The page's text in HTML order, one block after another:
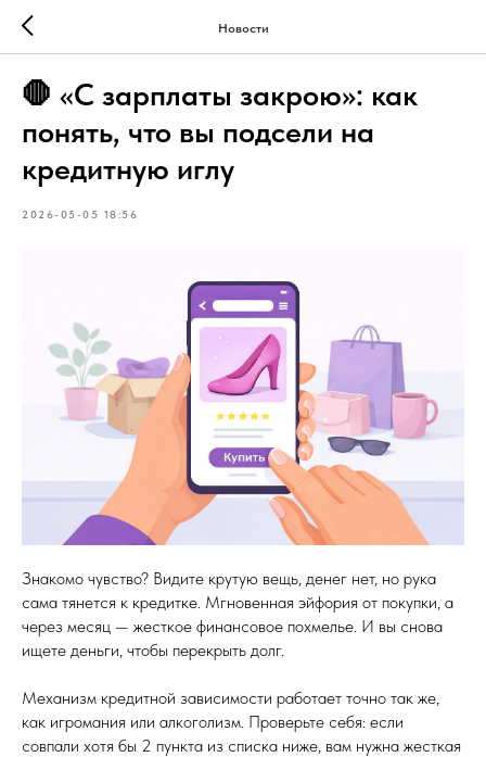
Новости
🛑 «С зарплаты закрою»: как
понять, что вы подсели на
кредитную иглу
2026-05-05 18:56
Знакомо чувство? Видите крутую вещь, денег нет, но рука
сама тянется к кредитке. Мгновенная эйфория от покупки, а
через месяц — жесткое финансовое похмелье. И вы снова
ищете деньги, чтобы перекрыть долг.
Механизм кредитной зависимости работает точно так же,
как игромания или алкоголизм. Проверьте себя: если
совпали хотя бы 2 пункта из списка ниже, вам нужна жесткая